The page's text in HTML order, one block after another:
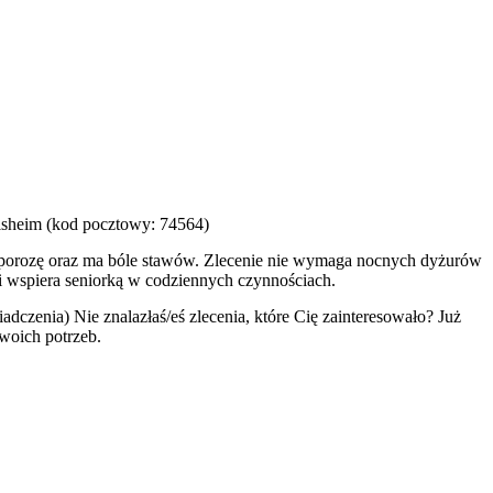
(kod pocztowy: 74564)
oraz ma bóle stawów. Zlecenie nie wymaga nocnych dyżurów
seniorką w codziennych czynnościach.
Nie znalazłaś/eś zlecenia, które Cię zainteresowało? Już
potrzeb.